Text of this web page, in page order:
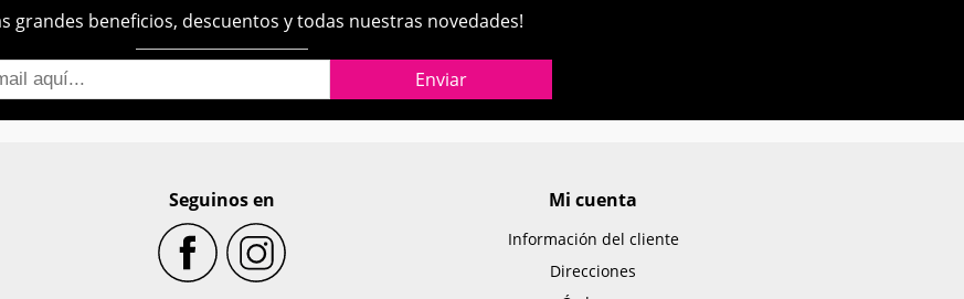
grandes beneficios, descuentos y todas nuestras novedades!
Seguinos en Mi cuenta
Información del cliente
Direcciones